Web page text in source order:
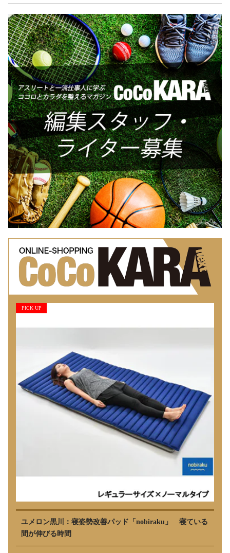
PICK UP
ユメロン黒川：寝姿勢改善パッド「nobiraku」 寝ている
間が伸びる時間